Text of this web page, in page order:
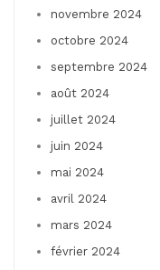
novembre 2024
octobre 2024
septembre 2024
août 2024
juillet 2024
juin 2024
mai 2024
avril 2024
mars 2024
février 2024